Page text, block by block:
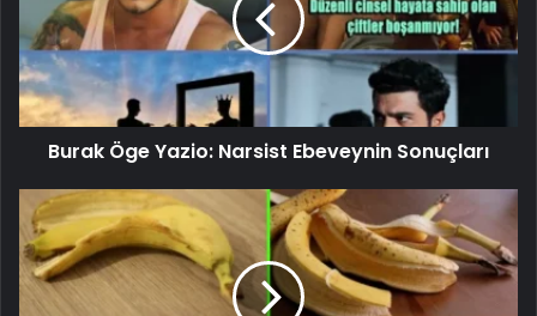
Burak Öge Yazio: Narsist Ebeveynin Sonuçları